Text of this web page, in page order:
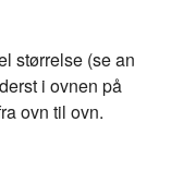
størrelse (se an
i ovnen på
ovn til ovn.